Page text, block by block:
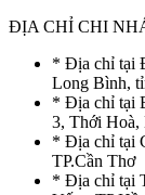
ĐỊA CHỈ CHI
* Địa chỉ tại
Long Bình,
* Địa chỉ tại
3, Thới Hoà,
* Địa chỉ tại
TP.Cần Thơ
* Địa chỉ tại